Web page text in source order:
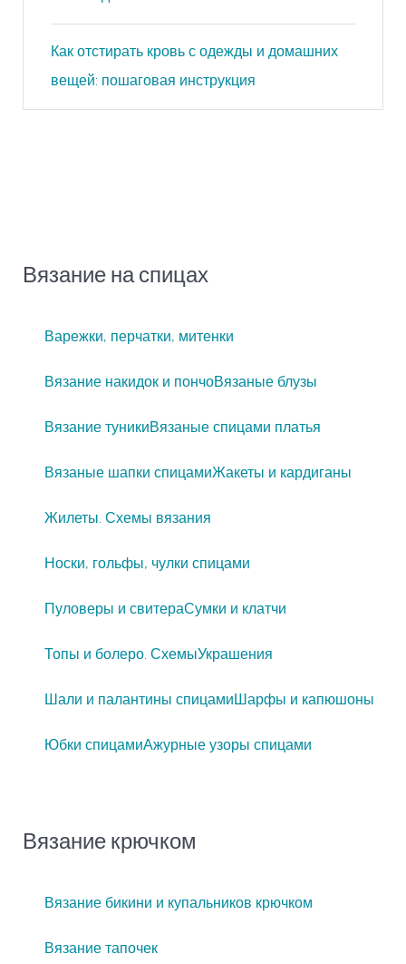
Как отстирать кровь с одежды и домашних
вещей: пошаговая инструкция
Вязание на спицах
Варежки, перчатки, митенки
Вязание накидок и пончоВязаные блузы
Вязание туникиВязаные спицами платья
Вязаные шапки спицамиЖакеты и кардиганы
Жилеты. Схемы вязания
Носки, гольфы, чулки спицами
Пуловеры и свитераСумки и клатчи
Топы и болеро. СхемыУкрашения
Шали и палантины спицамиШарфы и капюшоны
Юбки спицамиАжурные узоры спицами
Вязание крючком
Вязание бикини и купальников крючком
Вязание тапочек